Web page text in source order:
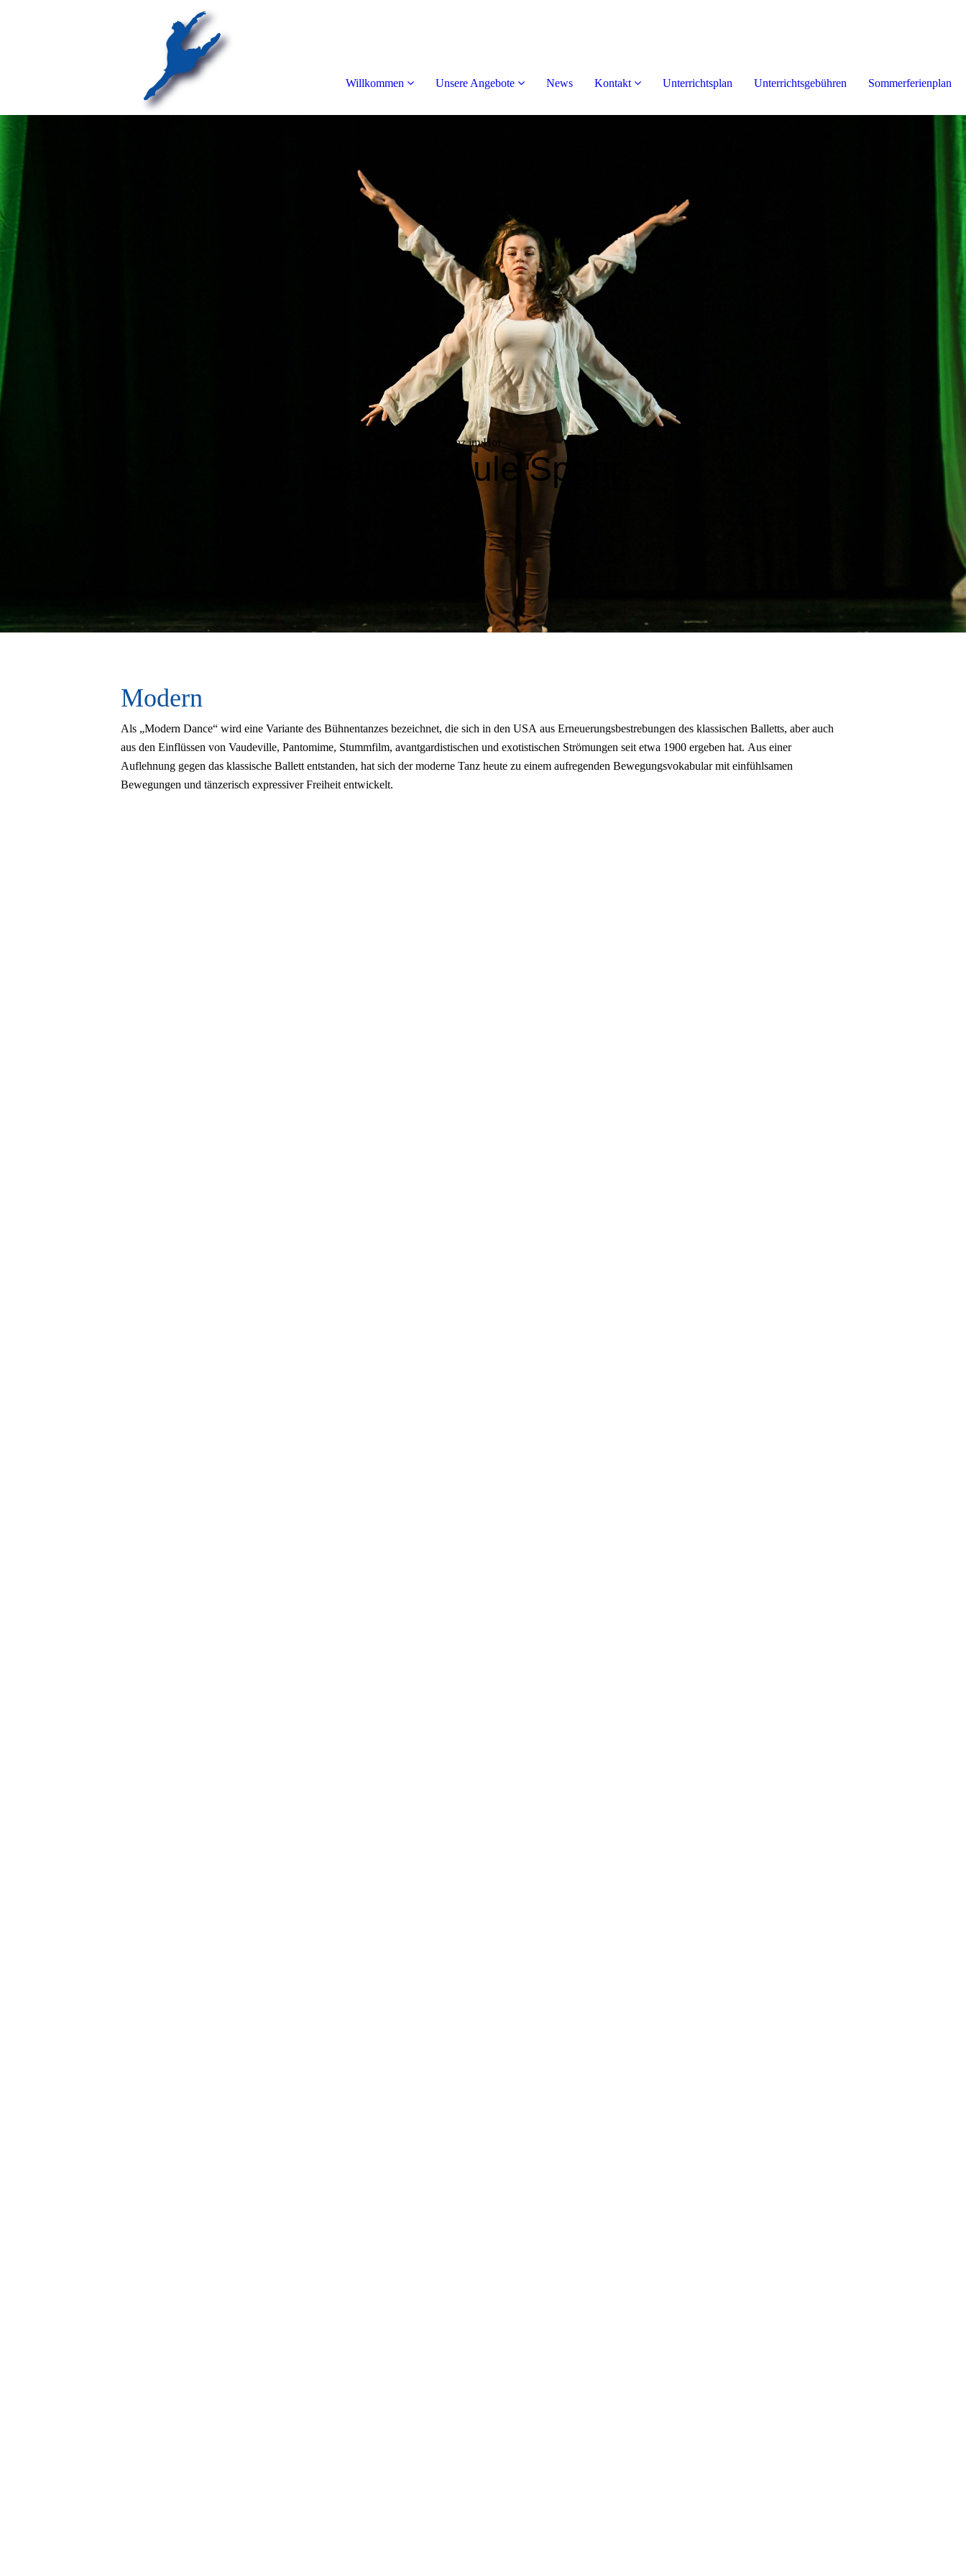
Willkommen Unsere Angebote News Kontakt Unterrichtsplan Unterrichtsgebühren Sommerferienplan
Tanz im Hof
Ballettschule Spohr
Modern
Als „Modern Dance“ wird eine Variante des Bühnentanzes bezeichnet, die sich in den USA aus Erneuerungsbestrebungen des klassischen Balletts, aber auch
aus den Einflüssen von Vaudeville, Pantomime, Stummfilm, avantgardistischen und exotistischen Strömungen seit etwa 1900 ergeben hat. Aus einer
Auflehnung gegen das klassische Ballett entstanden, hat sich der moderne Tanz heute zu einem aufregenden Bewegungsvokabular mit einfühlsamen
Bewegungen und tänzerisch expressiver Freiheit entwickelt.